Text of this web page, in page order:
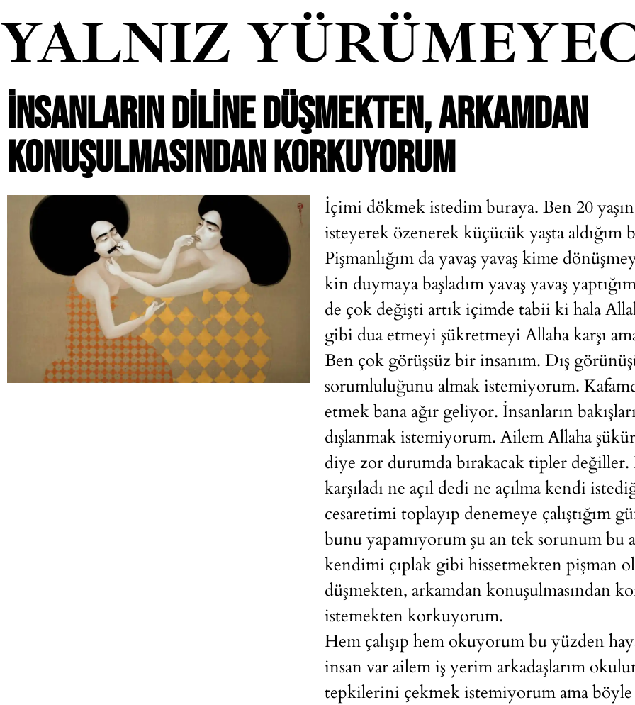
YALNIZ
İNSANLARIN DILINE DÜŞMEKTEN, ARKAMDAN
KONUŞULMASINDAN KORKUYORUM
İçimi dökmek istedim buraya. Ben 20
isteyerek özenerek küçücük yaşta aldığım
Pişmanlığım da yavaş yavaş kime
kin duymaya başladım yavaş yavaş
de çok değişti artık içimde tabii ki hala
gibi dua etmeyi şükretmeyi Allaha karşı
Ben çok görüşsüz bir insanım. Dış
sorumluluğunu almak istemiyorum.
etmek bana ağır geliyor. İnsanların
dışlanmak istemiyorum. Ailem Allaha
diye zor durumda bırakacak tipler değiller.
karşıladı ne açıl dedi ne açılma kendi
cesaretimi toplayıp denemeye çalıştığım
bunu yapamıyorum şu an tek sorunum bu
kendimi çıplak gibi hissetmekten pişman
düşmekten, arkamdan konuşulmasından
istemekten korkuyorum.
Hem çalışıp hem okuyorum bu yüzden
insan var ailem iş yerim arkadaşlarım
tepkilerini çekmek istemiyorum ama